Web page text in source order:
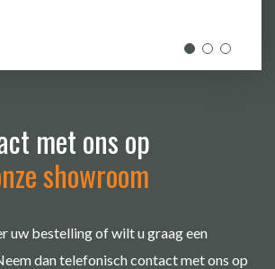
met ons op
showroom
uw bestelling of wilt u graag een
dan telefonisch contact met ons op